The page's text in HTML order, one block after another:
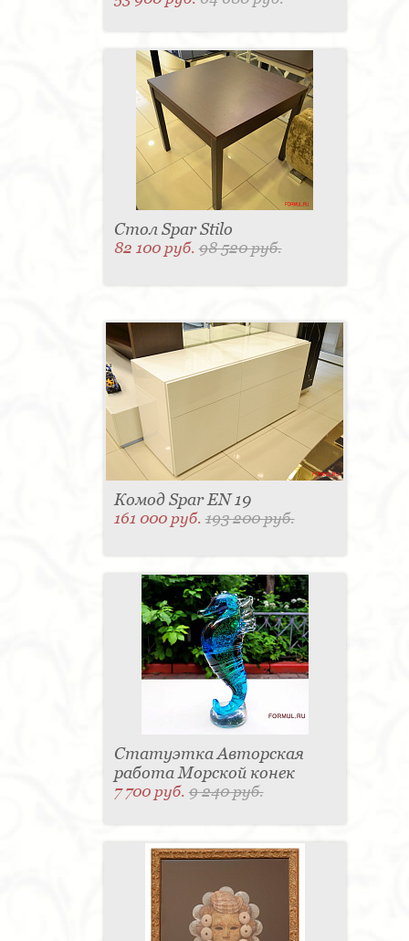
Стол Spar Stilo
82 100 руб.98 520 руб.
Комод Spar EN 19
161 000 руб.193 200 руб.
Статуэтка Авторская
работа Морской конек
7 700 руб.9 240 руб.